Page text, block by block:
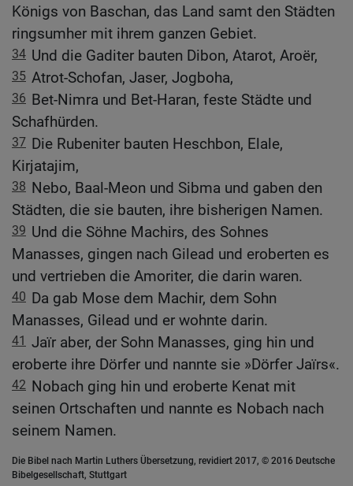
Königs von Baschan, das Land samt den Städten
ringsumher mit ihrem ganzen Gebiet.
34 Und die Gaditer bauten Dibon, Atarot, Aroër,
35 Atrot-Schofan, Jaser, Jogboha,
36 Bet-Nimra und Bet-Haran, feste Städte und
Schafhürden.
37 Die Rubeniter bauten Heschbon, Elale,
Kirjatajim,
38 Nebo, Baal-Meon und Sibma und gaben den
Städten, die sie bauten, ihre bisherigen Namen.
39 Und die Söhne Machirs, des Sohnes
Manasses, gingen nach Gilead und eroberten es
und vertrieben die Amoriter, die darin waren.
40 Da gab Mose dem Machir, dem Sohn
Manasses, Gilead und er wohnte darin.
41 Jaïr aber, der Sohn Manasses, ging hin und
eroberte ihre Dörfer und nannte sie »Dörfer Jaïrs«.
42 Nobach ging hin und eroberte Kenat mit
seinen Ortschaften und nannte es Nobach nach
seinem Namen.
Die Bibel nach Martin Luthers Übersetzung, revidiert 2017, © 2016 Deutsche
Bibelgesellschaft, Stuttgart